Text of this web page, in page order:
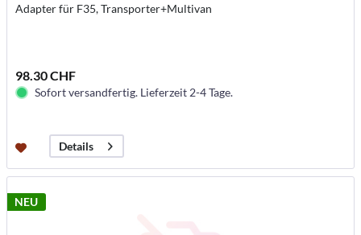
Adapter für F35, Transporter+Multivan
98.30 CHF
Sofort versandfertig. Lieferzeit 2-4 Tage.
Details
NEU